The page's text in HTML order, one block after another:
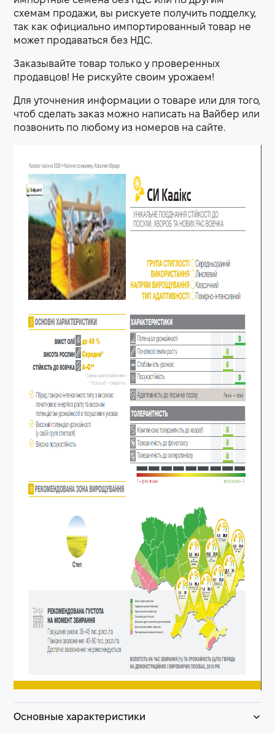
схемам продажи, вы рискуете получить подделку,
так как официально импортированный товар не
может продаваться без НДС.
Заказывайте товар только у проверенных
продавцов! Не рискуйте своим урожаем!
Для уточнения информации о товаре или для того,
чтоб сделать заказ можно написать на Вайбер или
позвонить по любому из номеров на сайте.
Основные характеристики